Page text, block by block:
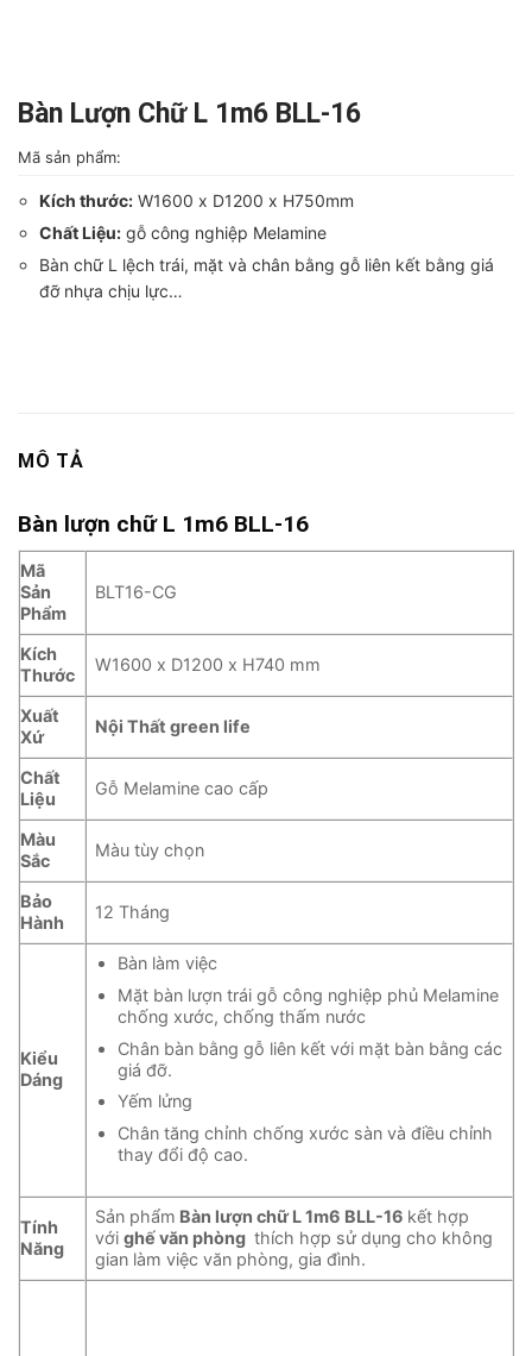
Bàn Lượn Chữ L 1m6 BLL-16
Mã sản phẩm:
Kích thước: W1600 x D1200 x H750mm
Chất Liệu: gỗ công nghiệp Melamine
Bàn chữ L lệch trái, mặt và chân bằng gỗ liên kết bằng giá
đỡ nhựa chịu lực…
MÔ TẢ
Bàn lượn chữ L 1m6 BLL-16
Mã
Sản
Phẩm
BLT16-CG
Kích
Thước
W1600 x D1200 x H740 mm
Xuất
Xứ
Nội Thất green life
Chất
Liệu
Gỗ Melamine cao cấp
Màu
Sắc
Màu tùy chọn
Bảo
Hành
12 Tháng
Kiểu
Dáng
Bàn làm việc
Mặt bàn lượn trái gỗ công nghiệp phủ Melamine
chống xước, chống thấm nước
Chân bàn bằng gỗ liên kết với mặt bàn bằng các
giá đỡ.
Yếm lửng
Chân tăng chỉnh chống xước sàn và điều chỉnh
thay đổi độ cao.
Tính
Năng
Sản phẩm Bàn lượn chữ L 1m6 BLL-16 kết hợp
vớighế văn phòng thích hợp sử dụng cho không
gian làm việc văn phòng, gia đình.